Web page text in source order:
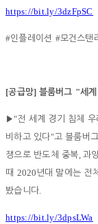
https://bit.ly/3dzFpSC
#인플레이션 #모건스탠
[공급망] 블룸버그 "세
▶ "전 세계 경기 침체
비하고 있다"고 블룸버
쟁으로 반도체 중복, 과
때 2020 년대 말에는 전
봤습니다.
https://bit.ly/3dpsLWa